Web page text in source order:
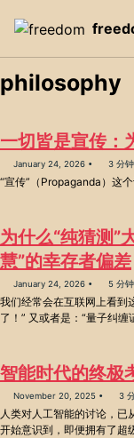
philosophy
一切皆是宣传：
January 24, 2026 3 分
“宣传”（Propaganda）这
为什么“纯猜测
慧”的幸存者偏差
January 24, 2026 5 分
我们经常会在互联网上看到
了！” 又或者是：“量子纠
智能时代的终极
November 20, 2025 3
人类对人工智能的讨论，已
开始意识到，即便拥有了超